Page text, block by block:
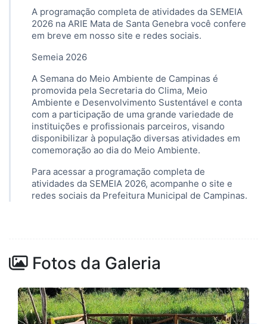
A programação completa de atividades da SEMEIA
2026 na ARIE Mata de Santa Genebra você confere
em breve em nosso site e redes sociais.
Semeia 2026
A Semana do Meio Ambiente de Campinas é
promovida pela Secretaria do Clima, Meio
Ambiente e Desenvolvimento Sustentável e conta
com a participação de uma grande variedade de
instituições e profissionais parceiros, visando
disponibilizar à população diversas atividades em
comemoração ao dia do Meio Ambiente.
Para acessar a programação completa de
atividades da SEMEIA 2026, acompanhe o site e
redes sociais da Prefeitura Municipal de Campinas.
Fotos da Galeria